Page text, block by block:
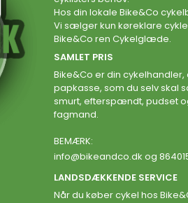
Hos din lokale Bike&Co
Vi sælger kun køreklare
Bike&Co ren Cykelglæde.
SAMLET PRIS
Bike&Co er din
papkasse, som du selv skal
smurt, efterspændt, pudset
fagmand.
BEMÆRK:
info@bikeandco.dk og
LANDSDÆKKENDE SERVICE
Når du køber cykel hos